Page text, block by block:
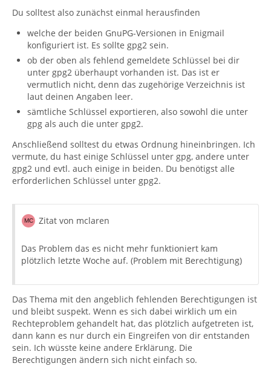
Du solltest also zunächst einmal herausfinden
welche der beiden GnuPG-Versionen in Enigmail
konfiguriert ist. Es sollte gpg2 sein.
ob der oben als fehlend gemeldete Schlüssel bei dir
unter gpg2 überhaupt vorhanden ist. Das ist er
vermutlich nicht, denn das zugehörige Verzeichnis ist
laut deinen Angaben leer.
sämtliche Schlüssel exportieren, also sowohl die unter
gpg als auch die unter gpg2.
Anschließend solltest du etwas Ordnung hineinbringen. Ich
vermute, du hast einige Schlüssel unter gpg, andere unter
gpg2 und evtl. auch einige in beiden. Du benötigst alle
erforderlichen Schlüssel unter gpg2.
Zitat von mclaren
Das Problem das es nicht mehr funktioniert kam
plötzlich letzte Woche auf. (Problem mit Berechtigung)
Das Thema mit den angeblich fehlenden Berechtigungen ist
und bleibt suspekt. Wenn es sich dabei wirklich um ein
Rechteproblem gehandelt hat, das plötzlich aufgetreten ist,
dann kann es nur durch ein Eingreifen von dir entstanden
sein. Ich wüsste keine andere Erklärung. Die
Berechtigungen ändern sich nicht einfach so.